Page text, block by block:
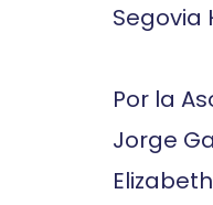
Segovia
Por la
Jorge